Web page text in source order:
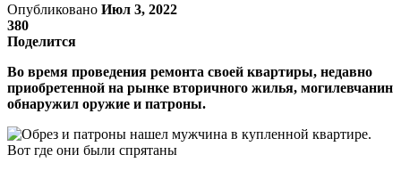
Опубликовано Июл 3, 2022
380
Поделится
Во время проведения ремонта своей квартиры, недавно
приобретенной на рынке вторичного жилья, могилевчанин
обнаружил оружие и патроны.